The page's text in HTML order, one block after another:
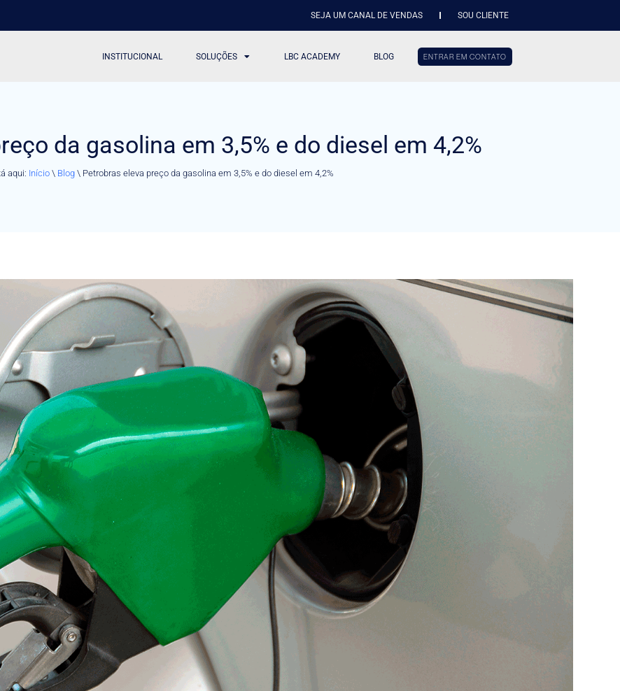
SEJA UM CANAL DE VENDAS SOU CLIENTE
INSTITUCIONAL SOLUÇÕES LBC ACADEMY BLOG ENTRAR EM CONTATO
da gasolina em 3,5% e do diesel em 4,2%
aqui: Início \ Blog \ Petrobras eleva preço da gasolina em 3,5% e do diesel em 4,2%